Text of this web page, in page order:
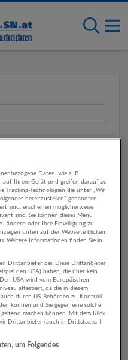
IT-
Daten, wie z. B.
auf Ihrem Gerät und greifen darauf zu
Tracking-Technologien die unter „Wir
bereitzustellen“ genannten
sind, erscheinen möglicherweise
sind. Sie können dieses Menü
ändern oder Ihre Einwilligung zu
unten auf der Webseite klicken.
Weitere Informationen finden Sie in
Drittanbieter bei. Diese Drittanbieter
den USA) haben, die über kein
USA wird vom Europäischen
attestiert, da die in diesem
durch US-Behörden zu Kontroll-
können und Sie gegen eine solche
machen können. Mit dem Klick
Drittanbieter (auch in Drittstaaten)
um Folgendes